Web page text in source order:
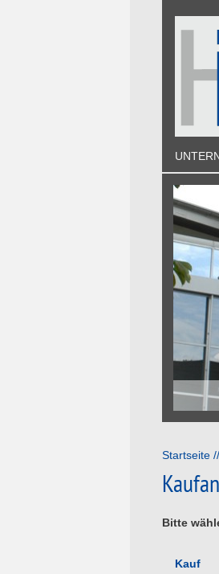
Startseite
Bitte
Kauf